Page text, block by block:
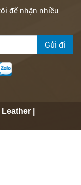
để nhận nhiều
Gửi đi
|